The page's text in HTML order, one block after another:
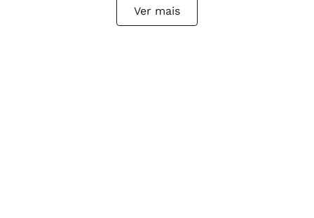
Ver mais